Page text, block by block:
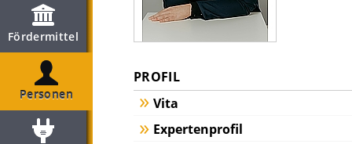
Fördermittel
Personen
PROFIL
Vita
Expertenprofil